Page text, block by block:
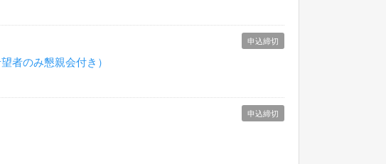
者のみ懇親会付き）
申込締切
申込締切